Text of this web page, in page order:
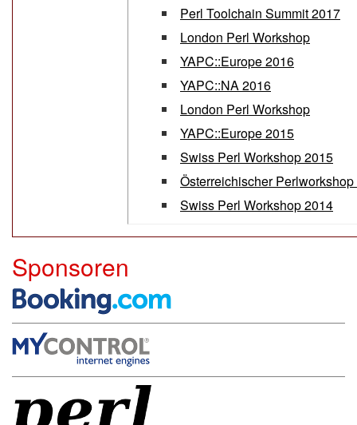
Perl Toolchain Summit 2017
London Perl Workshop
YAPC::Europe 2016
YAPC::NA 2016
London Perl Workshop
YAPC::Europe 2015
Swiss Perl Workshop 2015
Österreichischer
Swiss Perl Workshop 2014
Sponsoren